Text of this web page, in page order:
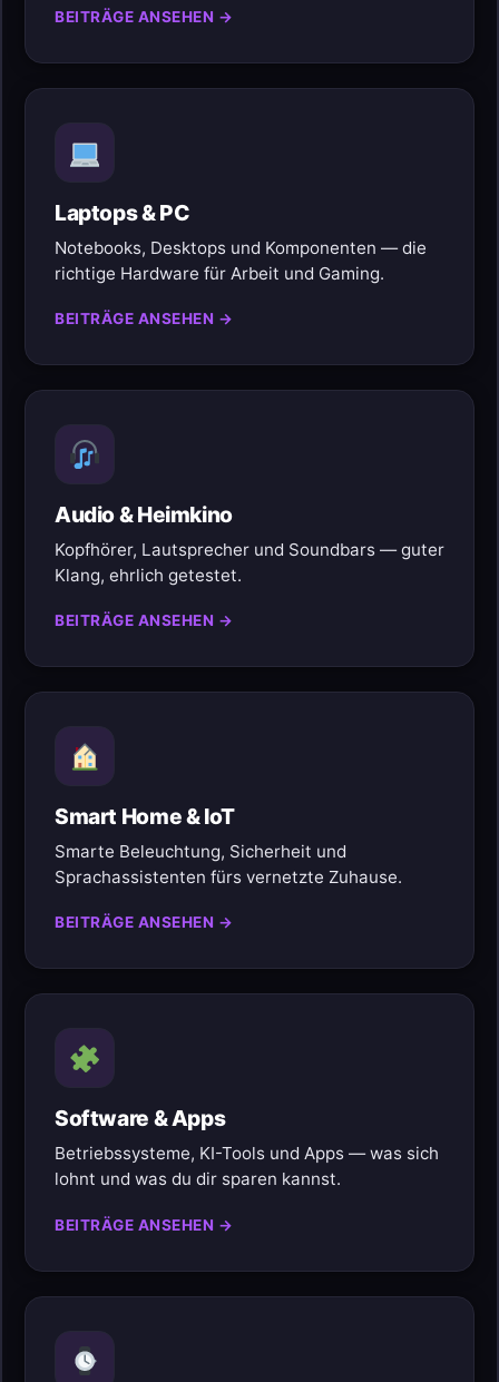
BEITRÄGE ANSEHEN →
Laptops & PC
Notebooks, Desktops und Komponenten — die
richtige Hardware für Arbeit und Gaming.
BEITRÄGE ANSEHEN →
Audio & Heimkino
Kopfhörer, Lautsprecher und Soundbars — guter
Klang, ehrlich getestet.
BEITRÄGE ANSEHEN →
Smart Home & IoT
Smarte Beleuchtung, Sicherheit und
Sprachassistenten fürs vernetzte Zuhause.
BEITRÄGE ANSEHEN →
Software & Apps
Betriebssysteme, KI-Tools und Apps — was sich
lohnt und was du dir sparen kannst.
BEITRÄGE ANSEHEN →